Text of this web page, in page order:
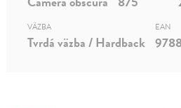
VÄZBA
Tvrdá väzba / Hardback
EAN